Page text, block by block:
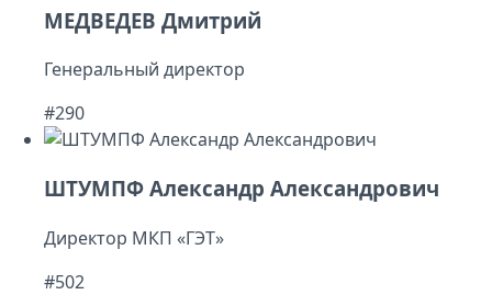
МЕДВЕДЕВ Дмитрий
Генеральный директор
#290
ШТУМПФ Александр Александрович
Директор МКП «ГЭТ»
#502